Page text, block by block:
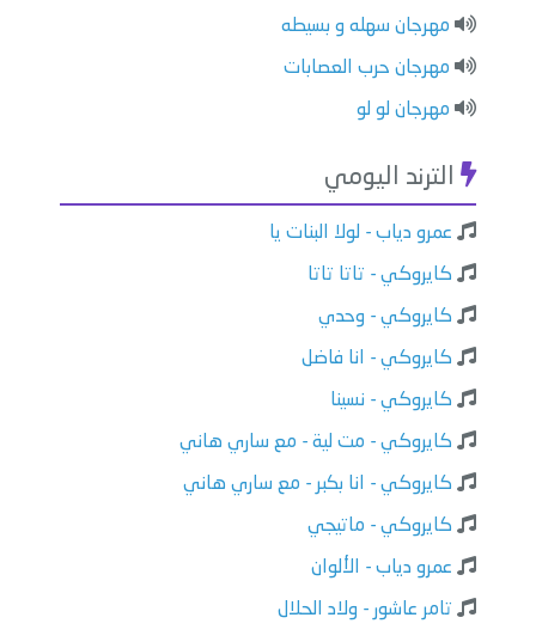
مهرجان سهله و بسيطه
مهرجان حرب العصابات
مهرجان لو لو
الترند اليومي
عمرو دياب - لولا البنات يا
كايروكي - تاتا تاتا
كايروكي - وحدي
كايروكي - انا فاضل
كايروكي - نسينا
كايروكي - مت لية - مع ساري هاني
كايروكي - انا بكبر - مع ساري هاني
كايروكي - ماتيجي
عمرو دياب - الألوان
تامر عاشور - ولاد الحلال